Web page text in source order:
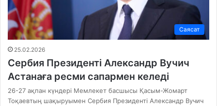
Саясат
25.02.2026
Сербия Президенті Александр Вучич
Астанаға ресми сапармен келеді
26-27 ақпан күндері Мемлекет басшысы Қасым-Жомарт
Тоқаевтың шақыруымен Сербия Президенті Александр Вучич